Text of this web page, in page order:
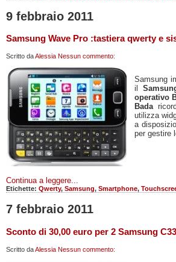
9 febbraio 2011
Samsung Wave Pro :tastiera qwerty e
Scritto daAlessia Nessun commento:
Samsung
il
operativo
Bada
utilizza
a
per gestire
Continua a leggere...
Etichette: Qwerty, Samsung, Smartphone,
7 febbraio 2011
Sconto di 30,00 euro per 2 Samsung
Scritto daAlessia Nessun commento: